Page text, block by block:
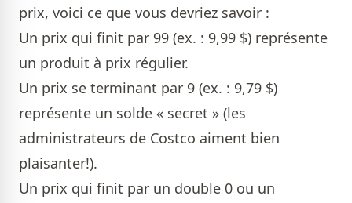
prix, voici ce que vous devriez savoir :
Un prix qui finit par 99 (ex. : 9,99 $) représente
un produit à prix régulier.
Un prix se terminant par 9 (ex. : 9,79 $)
représente un solde « secret » (les
administrateurs de Costco aiment bien
plaisanter!).
Un prix qui finit par un double 0 ou un